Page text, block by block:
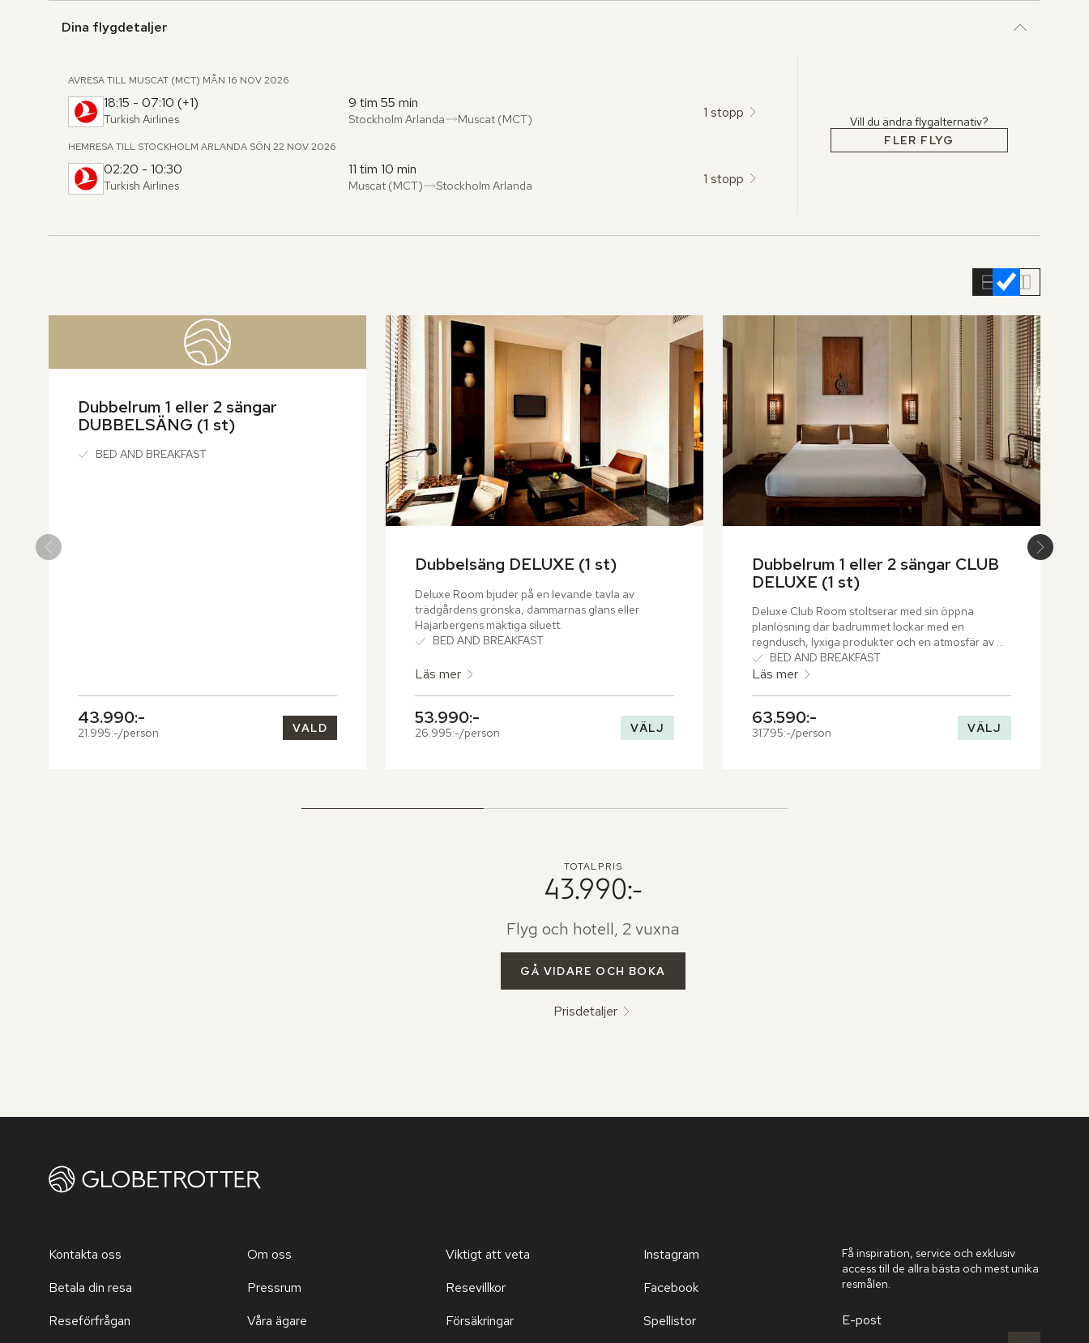
Dina flygdetaljer
AVRESA TILL MUSCAT (MCT) MÅN 16 NOV 2026
18:15 - 07:10 (+1)
Turkish Airlines
9 tim 55 min
Från:
Stockholm Arlanda
,till: Muscat (MCT) 1 stopp
HEMRESA TILL STOCKHOLM ARLANDA SÖN 22 NOV 2026
02:20 - 10:30
Turkish Airlines
11 tim 10 min
Från:
Muscat (MCT)
,till: Stockholm Arlanda 1 stopp
Vill du ändra flygalternativ?
FLER FLYG
Dubbelrum 1 eller 2 sängar
DUBBELSÄNG (1 st)
BED AND BREAKFAST
43.990:-
21.995:-/person VALD
Dubbelsäng DELUXE (1 st)
Deluxe Room bjuder på en levande tavla av
trädgårdens grönska, dammarnas glans eller
Hajarbergens mäktiga siluett.
BED AND BREAKFAST
Läs mer
53.990:-
26.995:-/person VÄLJ
Dubbelrum 1 eller 2 sängar CLUB
DELUXE (1 st)
Deluxe Club Room stoltserar med sin öppna
planlösning där badrummet lockar med en
regndusch, lyxiga produkter och en atmosfär av
avkoppling och elegans. Rummet ger även tillgång
till The Club Lounges exklusiva förmåner.
BED AND BREAKFAST
Läs mer
63.590:-
31.795:-/person VÄLJ
TOTALPRIS
43.990:-
Flyg och hotell, 2 vuxna
GÅ VIDARE OCH BOKA
Prisdetaljer
Kontakta oss
Betala din resa
Reseförfrågan
Om oss
Pressrum
Våra ägare
Viktigt att veta
Resevillkor
Försäkringar
Instagram
Facebook
Spellistor
Få inspiration, service och exklusiv
access till de allra bästa och mest unika
resmålen.
E-post